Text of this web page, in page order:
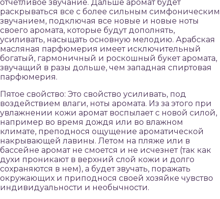
отчетливое звучание. Дальше аромат будет
раскрываться все с более сильным симфоническим
звучанием, подключая все новые и новые ноты
своего аромата, которые будут дополнять,
усиливать, насыщать основную мелодию. Арабская
масляная парфюмерия имеет исключительный
богатый, гармоничный и роскошный букет аромата,
звучащий в разы дольше, чем западная спиртовая
парфюмерия.
Пятое свойство: Это свойство усиливать, под
воздействием влаги, ноты аромата. Из за этого при
увлажнении кожи аромат воспылает с новой силой,
например во время дождя или во влажном
климате, преподнося ощущение ароматической
накрывающей лавины. Летом на пляже или в
бассейне аромат не смоется и не исчезнет (так как
духи проникают в верхний слой кожи и долго
сохраняются в нем), а будет звучать, поражать
окружающих и приподнося своей хозяйке чувство
индивидуальности и необычности.